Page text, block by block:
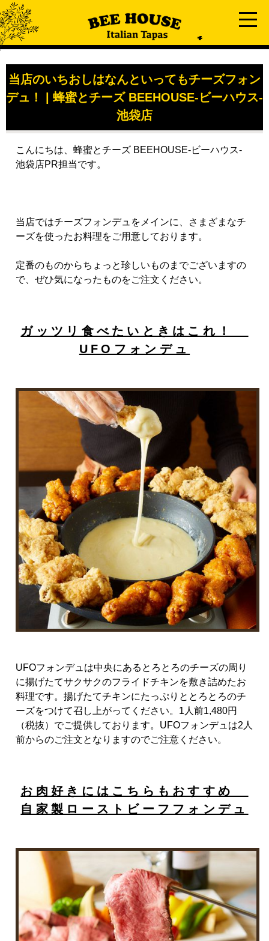
当店のいちおしはなんといってもチーズフォン
デュ！ | 蜂蜜とチーズ BEEHOUSE-ビーハウス-
池袋店
こんにちは、蜂蜜とチーズ BEEHOUSE-ビーハウス-
池袋店PR担当です。
当店ではチーズフォンデュをメインに、さまざまなチ
ーズを使ったお料理をご用意しております。
定番のものからちょっと珍しいものまでございますの
で、ぜひ気になったものをご注文ください。
ガッツリ食べたいときはこれ！
UFOフォンデュ
UFOフォンデュは中央にあるとろとろのチーズの周り
に揚げたてサクサクのフライドチキンを敷き詰めたお
料理です。揚げたてチキンにたっぷりととろとろのチ
ーズをつけて召し上がってください。1人前1,480円
（税抜）でご提供しております。UFOフォンデュは2人
前からのご注文となりますのでご注意ください。
お肉好きにはこちらもおすすめ
自家製ローストビーフフォンデュ